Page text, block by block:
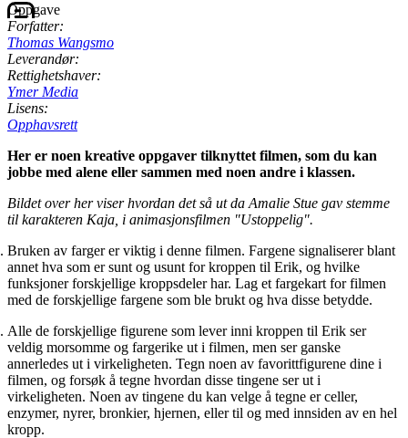
Oppgave
Forfatter:
Thomas Wangsmo
Leverandør:
Rettighetshaver:
Ymer Media
Lisens:
Opphavsrett
Her er noen kreative oppgaver tilknyttet filmen, som du kan
jobbe med alene eller sammen med noen andre i klassen.
Bildet over her viser hvordan det så ut da Amalie Stue gav stemme
til karakteren Kaja, i animasjonsfilmen "Ustoppelig".
Bruken av farger er viktig i denne filmen. Fargene signaliserer blant
annet hva som er sunt og usunt for kroppen til Erik, og hvilke
funksjoner forskjellige kroppsdeler har. Lag et fargekart for filmen
med de forskjellige fargene som ble brukt og hva disse betydde.
Alle de forskjellige figurene som lever inni kroppen til Erik ser
veldig morsomme og fargerike ut i filmen, men ser ganske
annerledes ut i virkeligheten. Tegn noen av favorittfigurene dine i
filmen, og forsøk å tegne hvordan disse tingene ser ut i
virkeligheten. Noen av tingene du kan velge å tegne er celler,
enzymer, nyrer, bronkier, hjernen, eller til og med innsiden av en hel
kropp.